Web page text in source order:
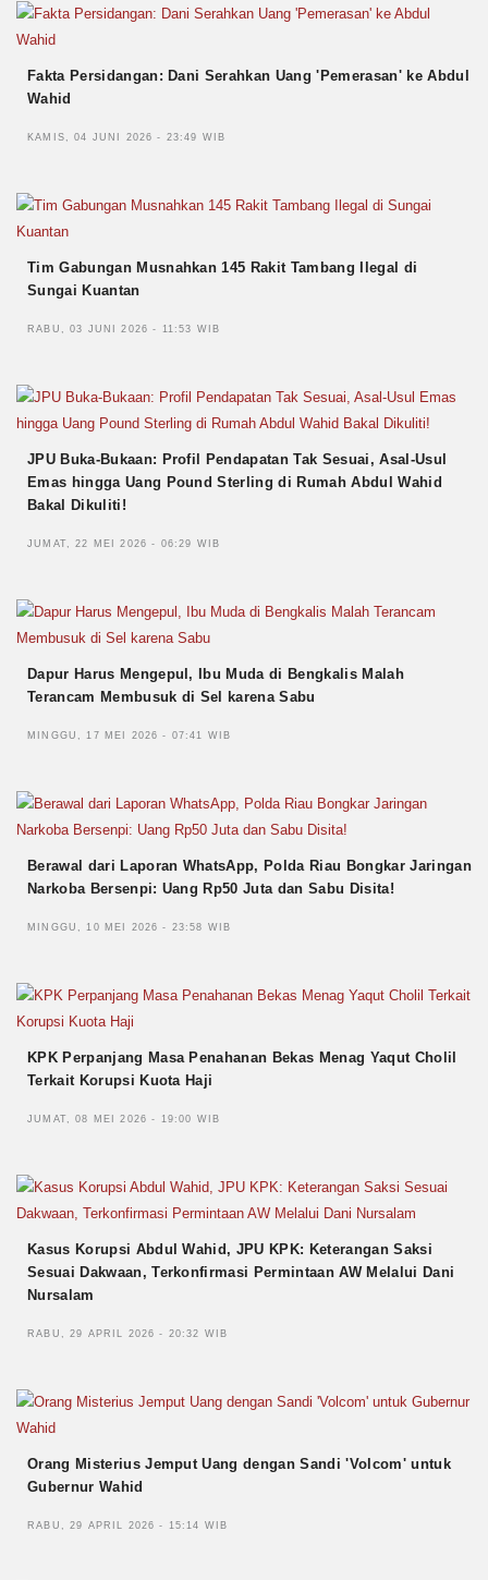
Fakta Persidangan: Dani Serahkan Uang 'Pemerasan' ke Abdul
Wahid
KAMIS, 04 JUNI 2026 - 23:49 WIB
Tim Gabungan Musnahkan 145 Rakit Tambang Ilegal di
Sungai Kuantan
RABU, 03 JUNI 2026 - 11:53 WIB
JPU Buka-Bukaan: Profil Pendapatan Tak Sesuai, Asal-Usul
Emas hingga Uang Pound Sterling di Rumah Abdul Wahid
Bakal Dikuliti!
JUMAT, 22 MEI 2026 - 06:29 WIB
Dapur Harus Mengepul, Ibu Muda di Bengkalis Malah
Terancam Membusuk di Sel karena Sabu
MINGGU, 17 MEI 2026 - 07:41 WIB
Berawal dari Laporan WhatsApp, Polda Riau Bongkar Jaringan
Narkoba Bersenpi: Uang Rp50 Juta dan Sabu Disita!
MINGGU, 10 MEI 2026 - 23:58 WIB
KPK Perpanjang Masa Penahanan Bekas Menag Yaqut Cholil
Terkait Korupsi Kuota Haji
JUMAT, 08 MEI 2026 - 19:00 WIB
Kasus Korupsi Abdul Wahid, JPU KPK: Keterangan Saksi
Sesuai Dakwaan, Terkonfirmasi Permintaan AW Melalui Dani
Nursalam
RABU, 29 APRIL 2026 - 20:32 WIB
Orang Misterius Jemput Uang dengan Sandi 'Volcom' untuk
Gubernur Wahid
RABU, 29 APRIL 2026 - 15:14 WIB